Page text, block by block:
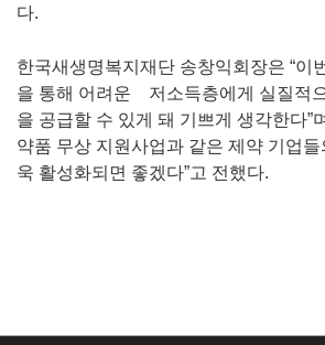
다.
한국새생명복지재단 송창익회장은 “이
을 통해 어려운 저소득층에게 실질적
을 공급할 수 있게 돼 기쁘게 생각한다”
약품 무상 지원사업과 같은 제약 기업
욱 활성화되면 좋겠다”고 전했다.